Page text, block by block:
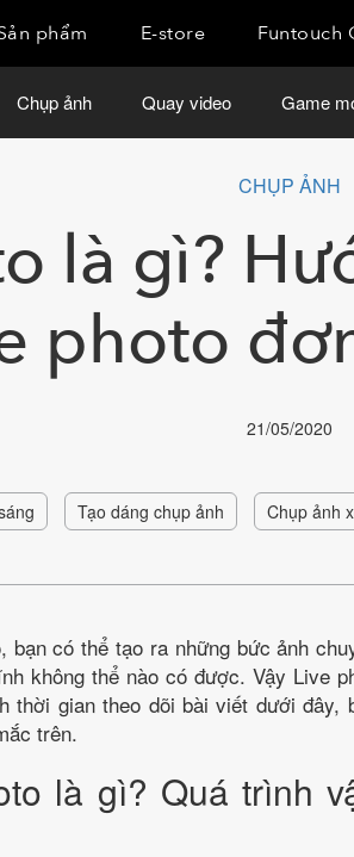
phẩm E-store Funtouch
Chụp ảnh Quay video Game
CHỤP ẢNH
là gì?
photo
21/05/2020
Tạo dáng chụp ảnh Chụp ảnh
bạn có thể tạo ra những bức ảnh
không thể nào có được. Vậy Live
thời gian theo dõi bài viết dưới
trên.
là gì? Quá trình